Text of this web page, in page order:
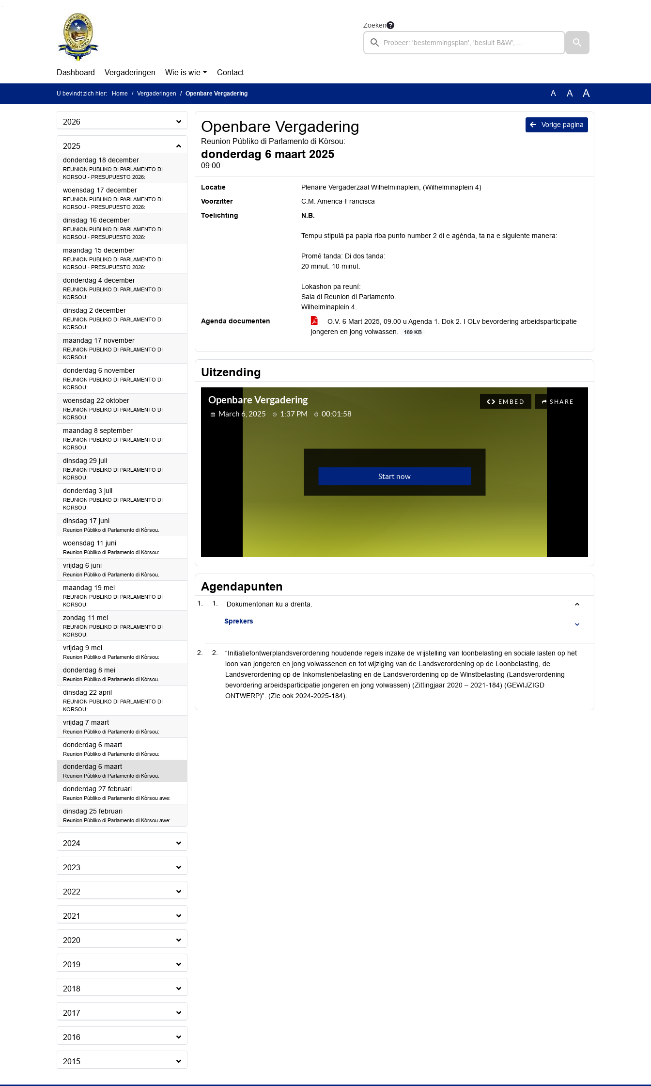
Ga naar de inhoud van deze pagina
Zoeken
Dashboard Vergaderingen Wie is wie Contact
U bevindt zich hier: Home Vergaderingen Openbare Vergadering A A A
2026
2025
donderdag 18 december2025
REUNION PUBLIKO DI PARLAMENTO DI
KORSOU - PRESUPUESTO 2026:
woensdag 17 december2025
REUNION PUBLIKO DI PARLAMENTO DI
KORSOU - PRESUPUESTO 2026:
dinsdag 16 december2025
REUNION PUBLIKO DI PARLAMENTO DI
KORSOU - PRESUPUESTO 2026:
maandag 15 december2025
REUNION PUBLIKO DI PARLAMENTO DI
KORSOU - PRESUPUESTO 2026:
donderdag 4 december2025
REUNION PUBLIKO DI PARLAMENTO DI
KORSOU:
dinsdag 2 december2025
REUNION PUBLIKO DI PARLAMENTO DI
KORSOU:
maandag 17 november2025
REUNION PUBLIKO DI PARLAMENTO DI
KORSOU:
donderdag 6 november2025
REUNION PUBLIKO DI PARLAMENTO DI
KORSOU:
woensdag 22 oktober2025
REUNION PUBLIKO DI PARLAMENTO DI
KORSOU:
maandag 8 september2025
REUNION PUBLIKO DI PARLAMENTO DI
KORSOU:
dinsdag 29 juli2025
REUNION PUBLIKO DI PARLAMENTO DI
KORSOU:
donderdag 3 juli2025
REUNION PUBLIKO DI PARLAMENTO DI
KORSOU:
dinsdag 17 juni2025
Reunion Públiko di Parlamento di Kòrsou.
woensdag 11 juni2025
Reunion Públiko di Parlamento di Kòrsou:
vrijdag 6 juni2025
Reunion Públiko di Parlamento di Kòrsou.
maandag 19 mei2025
REUNION PUBLIKO DI PARLAMENTO DI
KORSOU:
zondag 11 mei2025
REUNION PUBLIKO DI PARLAMENTO DI
KORSOU:
vrijdag 9 mei2025
Reunion Públiko di Parlamento di Kòrsou:
donderdag 8 mei2025
Reunion Públiko di Parlamento di Kòrsou.
dinsdag 22 april2025
REUNION PUBLIKO DI PARLAMENTO DI
KORSOU:
vrijdag 7 maart2025
Reunion Públiko di Parlamento di Kòrsou:
donderdag 6 maart2025
Reunion Públiko di Parlamento di Kòrsou:
donderdag 6 maart2025
Reunion Públiko di Parlamento di Kòrsou:
donderdag 27 februari2025
Reunion Públiko di Parlamento di Kòrsou awe:
dinsdag 25 februari2025
Reunion Públiko di Parlamento di Kòrsou awe:
2024
2023
2022
2021
2020
2019
2018
2017
2016
2015
Vorige pagina
Openbare Vergadering
Reunion Públiko di Parlamento di Kòrsou:
donderdag 6 maart 2025
09:00
Locatie
Plenaire Vergaderzaal Wilhelminaplein, (Wilhelminaplein 4)
Voorzitter
C.M. America-Francisca
Toelichting
N.B.
Tempu stipulá pa papia riba punto number 2 di e agènda, ta na e siguiente manera:
Promé tanda: Di dos tanda:
20 minüt. 10 minüt.
Lokashon pa reuní:
Sala di Reunion di Parlamento.
Wilhelminaplein 4.
Agenda documenten
O.V. 6 Mart 2025, 09.00 u Agenda 1. Dok 2. I OLv bevordering arbeidsparticipatie
jongeren en jong volwassen.
189 KB
Uitzending
Agendapunten
1. Dokumentonan ku a drenta.
Sprekers
2.
“Initiatiefontwerplandsverordening houdende regels inzake de vrijstelling van loonbelasting en sociale lasten op het
loon van jongeren en jong volwassenen en tot wijziging van de Landsverordening op de Loonbelasting, de
Landsverordening op de Inkomstenbelasting en de Landsverordening op de Winstbelasting (Landsverordening
bevordering arbeidsparticipatie jongeren en jong volwassen) (Zittingjaar 2020 – 2021-184) (GEWIJZIGD
ONTWERP)”. (Zie ook 2024-2025-184).